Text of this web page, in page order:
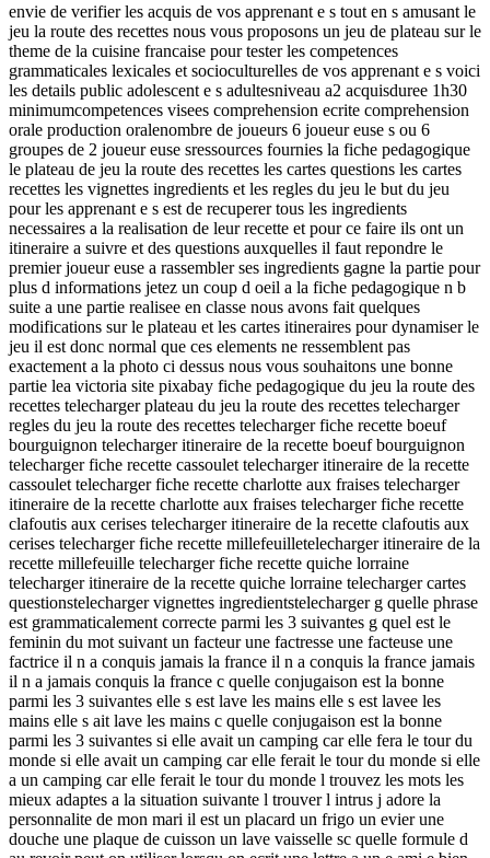
envie de verifier les acquis de vos apprenant e s tout en s amusant le
jeu la route des recettes nous vous proposons un jeu de plateau sur le
theme de la cuisine francaise pour tester les competences
grammaticales lexicales et socioculturelles de vos apprenant e s voici
les details public adolescent e s adultesniveau a2 acquisduree 1h30
minimumcompetences visees comprehension ecrite comprehension
orale production oralenombre de joueurs 6 joueur euse s ou 6
groupes de 2 joueur euse sressources fournies la fiche pedagogique
le plateau de jeu la route des recettes les cartes questions les cartes
recettes les vignettes ingredients et les regles du jeu le but du jeu
pour les apprenant e s est de recuperer tous les ingredients
necessaires a la realisation de leur recette et pour ce faire ils ont un
itineraire a suivre et des questions auxquelles il faut repondre le
premier joueur euse a rassembler ses ingredients gagne la partie pour
plus d informations jetez un coup d oeil a la fiche pedagogique n b
suite a une partie realisee en classe nous avons fait quelques
modifications sur le plateau et les cartes itineraires pour dynamiser le
jeu il est donc normal que ces elements ne ressemblent pas
exactement a la photo ci dessus nous vous souhaitons une bonne
partie lea victoria site pixabay fiche pedagogique du jeu la route des
recettes telecharger plateau du jeu la route des recettes telecharger
regles du jeu la route des recettes telecharger fiche recette boeuf
bourguignon telecharger itineraire de la recette boeuf bourguignon
telecharger fiche recette cassoulet telecharger itineraire de la recette
cassoulet telecharger fiche recette charlotte aux fraises telecharger
itineraire de la recette charlotte aux fraises telecharger fiche recette
clafoutis aux cerises telecharger itineraire de la recette clafoutis aux
cerises telecharger fiche recette millefeuilletelecharger itineraire de la
recette millefeuille telecharger fiche recette quiche lorraine
telecharger itineraire de la recette quiche lorraine telecharger cartes
questionstelecharger vignettes ingredientstelecharger g quelle phrase
est grammaticalement correcte parmi les 3 suivantes g quel est le
feminin du mot suivant un facteur une factresse une facteuse une
factrice il n a conquis jamais la france il n a conquis la france jamais
il n a jamais conquis la france c quelle conjugaison est la bonne
parmi les 3 suivantes elle s est lave les mains elle s est lavee les
mains elle s ait lave les mains c quelle conjugaison est la bonne
parmi les 3 suivantes si elle avait un camping car elle fera le tour du
monde si elle avait un camping car elle ferait le tour du monde si elle
a un camping car elle ferait le tour du monde l trouvez les mots les
mieux adaptes a la situation suivante l trouver l intrus j adore la
personnalite de mon mari il est un placard un frigo un evier une
douche une plaque de cuisson un lave vaisselle sc quelle formule d